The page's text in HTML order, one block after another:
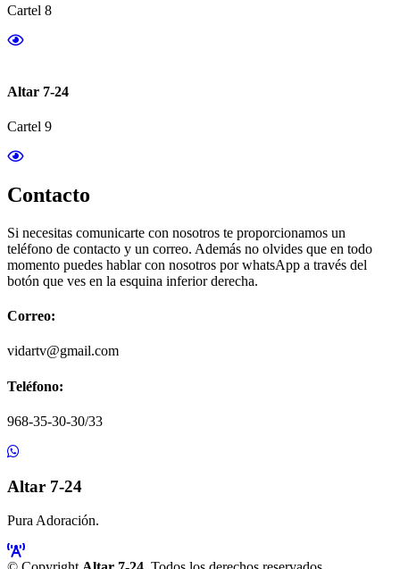
Cartel 8
Altar 7-24
Cartel 9
Contacto
Si necesitas comunicarte con nosotros te proporcionamos un
teléfono de contacto y un correo. Además no olvides que en todo
momento puedes hablar con nosotros por whatsApp a través del
botón que ves en la esquina inferior derecha.
Correo:
vidartv@gmail.com
Teléfono:
968-35-30-30/33
Altar 7-24
Pura Adoración.